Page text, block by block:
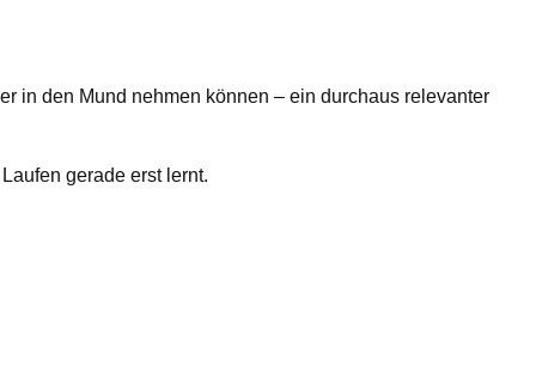
in den Mund nehmen können – ein durchaus relevanter
gerade erst lernt.